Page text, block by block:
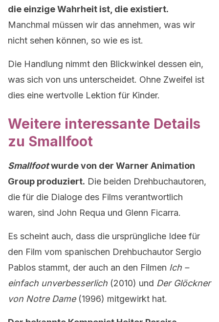
die einzige Wahrheit ist, die existiert.
Manchmal müssen wir das annehmen, was wir
nicht sehen können, so wie es ist.
Die Handlung nimmt den Blickwinkel dessen ein,
was sich von uns unterscheidet. Ohne Zweifel ist
dies eine wertvolle Lektion für Kinder.
Weitere interessante Details
zu Smallfoot
Smallfootwurde von der Warner Animation
Group produziert. Die beiden Drehbuchautoren,
die für die Dialoge des Films verantwortlich
waren, sind John Requa und Glenn Ficarra.
Es scheint auch, dass die ursprüngliche Idee für
den Film vom spanischen Drehbuchautor Sergio
Pablos stammt, der auch an den Filmen Ich –
einfach unverbesserlich (2010) und Der Glöckner
von Notre Dame(1996) mitgewirkt hat.